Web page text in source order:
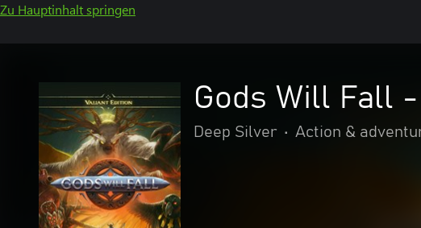
Zu Hauptinhalt springen
Gods Will Fall
Deep Silver • Action &